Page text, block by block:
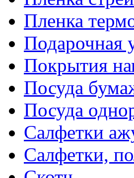
Пленка
Подарочная
Покрытия
Посуда
Посуда
Салфетки
Салфетки,